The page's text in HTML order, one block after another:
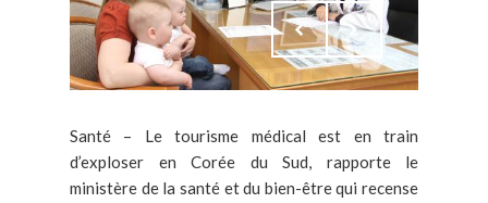
Santé – Le tourisme médical est en train
d’exploser en Corée du Sud, rapporte le
ministère de la santé et du bien-être qui recense